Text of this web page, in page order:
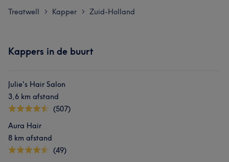
Treatwell > Kapper > Zuid-Holland
Kappers in de buurt
Julie's Hair Salon
3,6 km afstand
(507)
Aura Hair
8 km afstand
(49)